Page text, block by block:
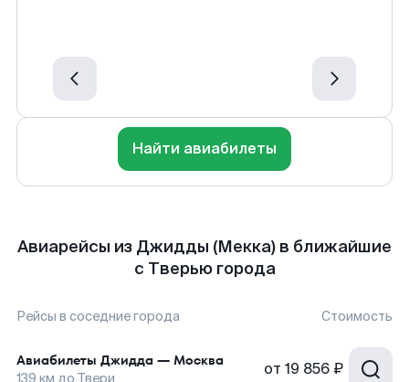
Найти авиабилеты
Авиарейсы из Джидды (Мекка) в ближайшие
с Тверью города
Рейсы в соседние города Стоимость
Авиабилеты Джидда — Москва
139 км до Твери от 19 856 ₽